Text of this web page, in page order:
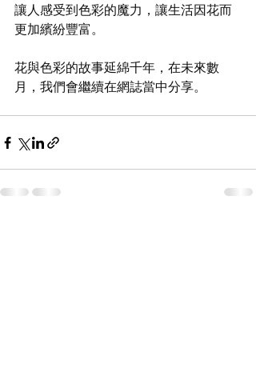
讓人感受到色彩的魔力，讓生活因花而
更加繽紛豐富。
花與色彩的故事延綿千年，在未來數
月，我們會繼續在網誌當中分享。